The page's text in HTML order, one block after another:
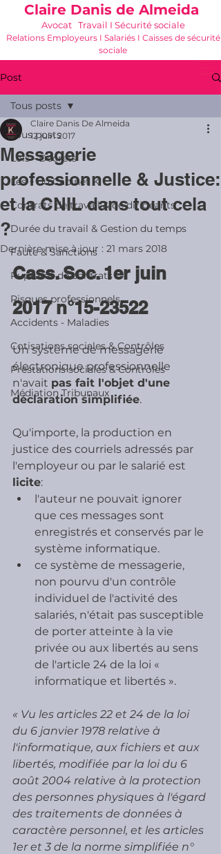
Claire Danis de Almeida
Avocat Travail I Sécurité sociale
Relations Employeurs I Salariés I Caisses de sécurité
sociale
Post
Tous posts
Lois - Décrets
Les + du Cabinet K
Contrats de travail & de dirigeants
Durée du travail & Gestion du temps
Faute & Sanctions
Ruptures de contrats
Risques professionnels
Accidents - Maladies
Cotisations sociales & Contrôles
Prestations sociales & Contrôles
Médiation Tribunaux
Tous posts
Messagerie
professionnelle & Justice:
et la CNIL dans tout cela
?
Claire Danis De Almeida
12 juin 2017
Dernière mise à jour : 21 mars 2018
Cass. Soc. 1er juin
2017 n°15-23522
Un système de messagerie
électronique professionnelle
n'avait pas fait l'objet d'une
déclaration simplifiée.
Qu'importe, la production en
justice des courriels adressés par
l'employeur ou par le salarié est
licite:
l'auteur ne pouvait ignorer
que ces messages sont
enregistrés et conservés par le
système informatique.
ce système de messagerie,
non pourvu d'un contrôle
individuel de l'activité des
salariés, n'était pas susceptible
de porter atteinte à la vie
privée ou aux libertés au sens
de l'article 24 de la loi «
informatique et libertés ».
« Vu les articles 22 et 24 de la loi
du 6 janvier 1978 relative à
l'informatique, aux fichiers et aux
libertés, modifiée par la loi du 6
août 2004 relative à la protection
des personnes physiques à l'égard
des traitements de données à
caractère personnel, et les articles
1er et 3 de la norme simplifiée n°